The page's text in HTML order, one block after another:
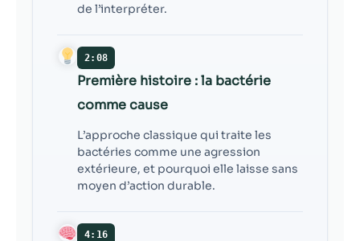
de l’interpréter.
2:08
Première histoire : la bactérie
comme cause
L’approche classique qui traite les
bactéries comme une agression
extérieure, et pourquoi elle laisse sans
moyen d’action durable.
4:16